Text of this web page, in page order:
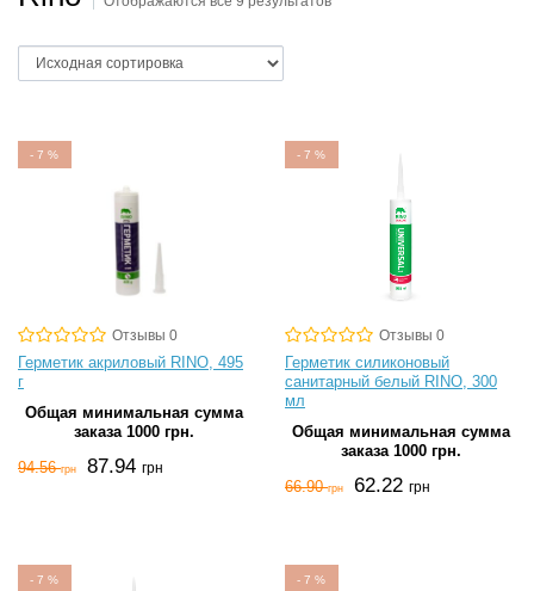
-7%
Отзывы 0
Герметик акриловый RINO, 495
г
Общая минимальная сумма
заказа 1000 грн.
94.56грн 87.94 грн
-7%
Отзывы 0
Герметик силиконовый
санитарный белый RINO, 300
мл
Общая минимальная сумма
заказа 1000 грн.
66.90грн 62.22 грн
-7% -7%